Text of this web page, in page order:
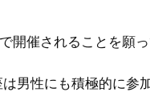
催されることを願
男性にも積極的に参